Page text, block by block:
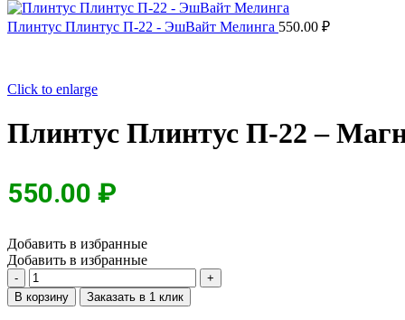
Плинтус Плинтус П-22 - ЭшВайт Мелинга 550.00 ₽
Click to enlarge
Плинтус Плинтус П-22 –
550.00 ₽
Добавить в избранные
Добавить в избранные
Количество
товара
Плинтус
В корзину Заказать в 1 клик